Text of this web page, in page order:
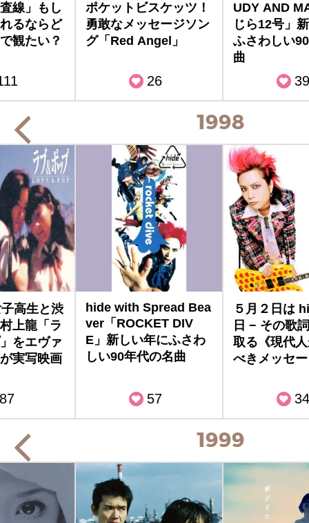
線」もし
るならど
観たい？
ポケットビスケッツ！
勇敢なメッセージソン
グ「Red Angel」
26
UDY AND
じら12号」
ふさわしい
曲
39
1998
高生と渋
上龍「ラ
をエヴァ
実写映画
87
hide with Spread Bea
ver「ROCKET DIV
E」新しい年にふさわ
しい90年代の名曲
57
５月２日は
日 − その歌
取る《現代
べきメッセ
34
1999